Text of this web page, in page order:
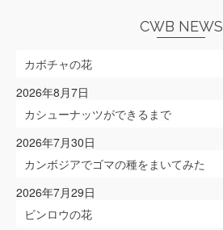
CWB NEWS
カボチャの花
2026年8月7日
カシューナッツができるまで
2026年7月30日
カンボジアでゴマの種をまいてみた
2026年7月29日
ビンロウの花